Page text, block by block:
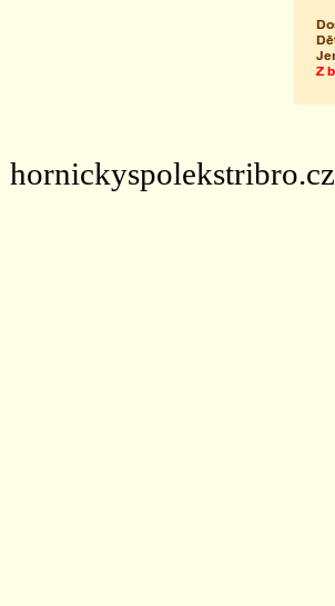
hornickyspolekstribro.cz